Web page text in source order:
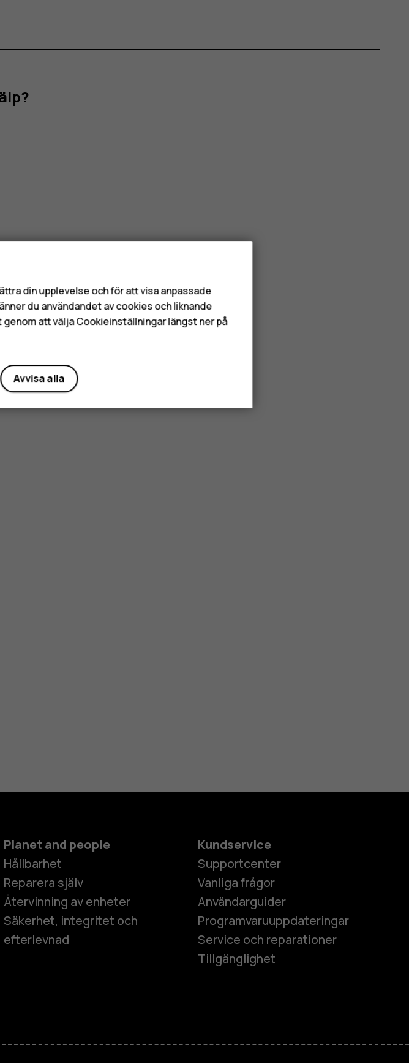
Planet and people
Hållbarhet
Reparera själv
Återvinning av enheter
Säkerhet, integritet och
efterlevnad
Kundservice
Supportcenter
Vanliga frågor
Användarguider
Programvaruuppdateringar
Service och reparationer
Tillgänglighet
din upplevelse och för att visa anpassade
du användandet av cookies och liknande
att välja Cookieinställningar längst ner på
Avvisa alla